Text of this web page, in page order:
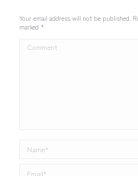
Your email address will not be published.
marked *
Comment
Name *
Email *